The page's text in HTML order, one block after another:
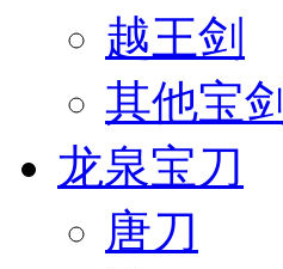
越王剑
其他宝剑
龙泉宝刀
唐刀